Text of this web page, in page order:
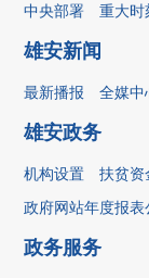
中央部署 重大时
雄安新闻
最新播报 全媒中
雄安政务
机构设置 扶贫资
政府网站年度报表
政务服务